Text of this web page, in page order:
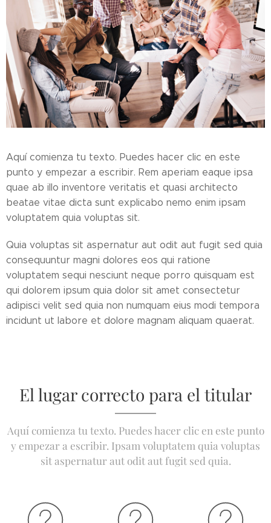
Aquí comienza tu texto. Puedes hacer clic en este
punto y empezar a escribir. Rem aperiam eaque ipsa
quae ab illo inventore veritatis et quasi architecto
beatae vitae dicta sunt explicabo nemo enim ipsam
voluptatem quia voluptas sit.
Quia voluptas sit aspernatur aut odit aut fugit sed quia
consequuntur magni dolores eos qui ratione
voluptatem sequi nesciunt neque porro quisquam est
qui dolorem ipsum quia dolor sit amet consectetur
adipisci velit sed quia non numquam eius modi tempora
incidunt ut labore et dolore magnam aliquam quaerat.
El lugar correcto para el titular
Aquí comienza tu texto. Puedes hacer clic en este punto
y empezar a escribir. Ipsam voluptatem quia voluptas
sit aspernatur aut odit aut fugit sed quia.